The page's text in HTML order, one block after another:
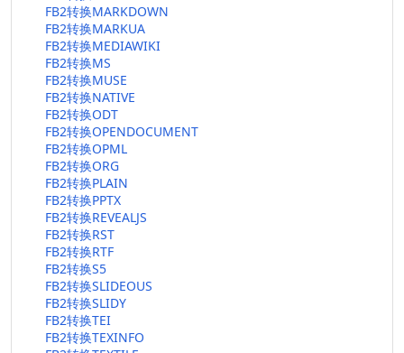
FB2转换MARKDOWN
FB2转换MARKUA
FB2转换MEDIAWIKI
FB2转换MS
FB2转换MUSE
FB2转换NATIVE
FB2转换ODT
FB2转换OPENDOCUMENT
FB2转换OPML
FB2转换ORG
FB2转换PLAIN
FB2转换PPTX
FB2转换REVEALJS
FB2转换RST
FB2转换RTF
FB2转换S5
FB2转换SLIDEOUS
FB2转换SLIDY
FB2转换TEI
FB2转换TEXINFO